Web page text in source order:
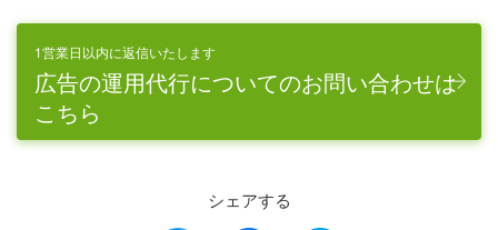
1営業日以内に返信いたします
広告の運用代行についてのお問い合わせは
こちら
シェアする